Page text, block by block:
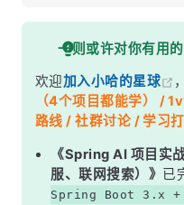
1. 什么是 Jenkins ?
2. 为什么要使用 Jenkins
3. 拉取镜像
4. 运行容器
5. 访问 Jenkins
6. 安装插件
一则或许对你有用
欢迎加入小哈的星球
（4个项目都能学） /
路线 / 社群讨论 / 学习
《Spring AI 项目实
服、联网搜索）》 已
Spring Boot 3.x